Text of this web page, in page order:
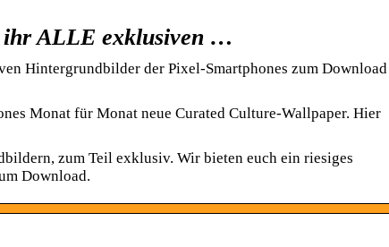
ihr ALLE exklusiven …
Hintergrundbilder der Pixel-Smartphones zum Download
Monat für Monat neue Curated Culture-Wallpaper. Hier
zum Teil exklusiv. Wir bieten euch ein riesiges
Download.